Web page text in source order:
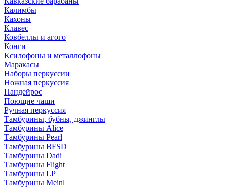
Калимбы
Кахоны
Клавес
Ковбеллы и агого
Конги
Ксилофоны и металлофоны
Маракасы
Наборы перкуссии
Ножная перкуссия
Пандейрос
Поющие чаши
Ручная перкуссия
Тамбурины, бубны, джинглы
Тамбурины Alice
Тамбурины Pearl
Тамбурины BFSD
Тамбурины Dadi
Тамбурины Flight
Тамбурины LP
Тамбурины Meinl